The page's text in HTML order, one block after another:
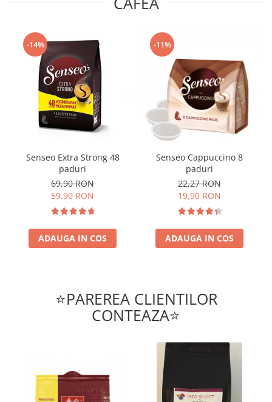
-14%
Senseo Extra Strong 48
paduri
69,90 RON
59,90 RON
ADAUGA IN COS
-11%
Senseo Cappuccino 8
paduri
22,27 RON
19,90 RON
ADAUGA IN COS
⭐PAREREA CLIENTILOR
CONTEAZA⭐